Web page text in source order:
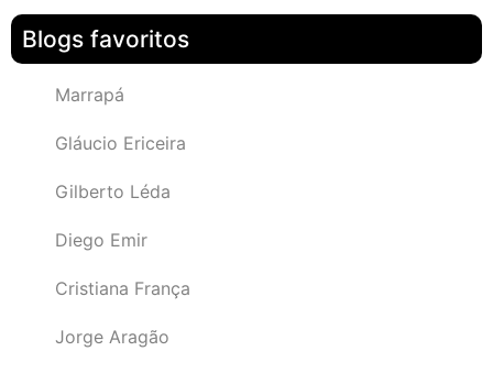
Blogs favoritos
Marrapá
Gláucio Ericeira
Gilberto Léda
Diego Emir
Cristiana França
Jorge Aragão